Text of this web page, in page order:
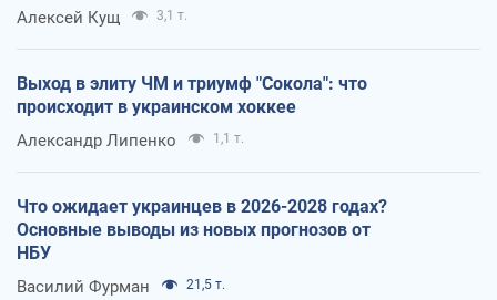
Алексей Кущ 3,1 т.
Выход в элиту ЧМ и триумф "Сокола": что
происходит в украинском хоккее
Александр Липенко 1,1 т.
Что ожидает украинцев в 2026-2028 годах?
Основные выводы из новых прогнозов от
НБУ
Василий Фурман 21,5 т.